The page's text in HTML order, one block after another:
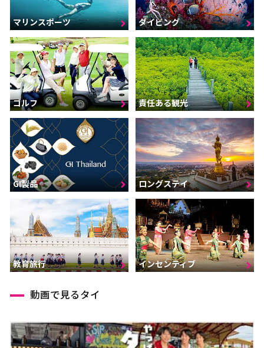
マリンスポーツ ダイビング
ゴルフ 責任ある観光
GI製品 ロングステイ
教育旅行 インセンティブ
動画で見るタイ